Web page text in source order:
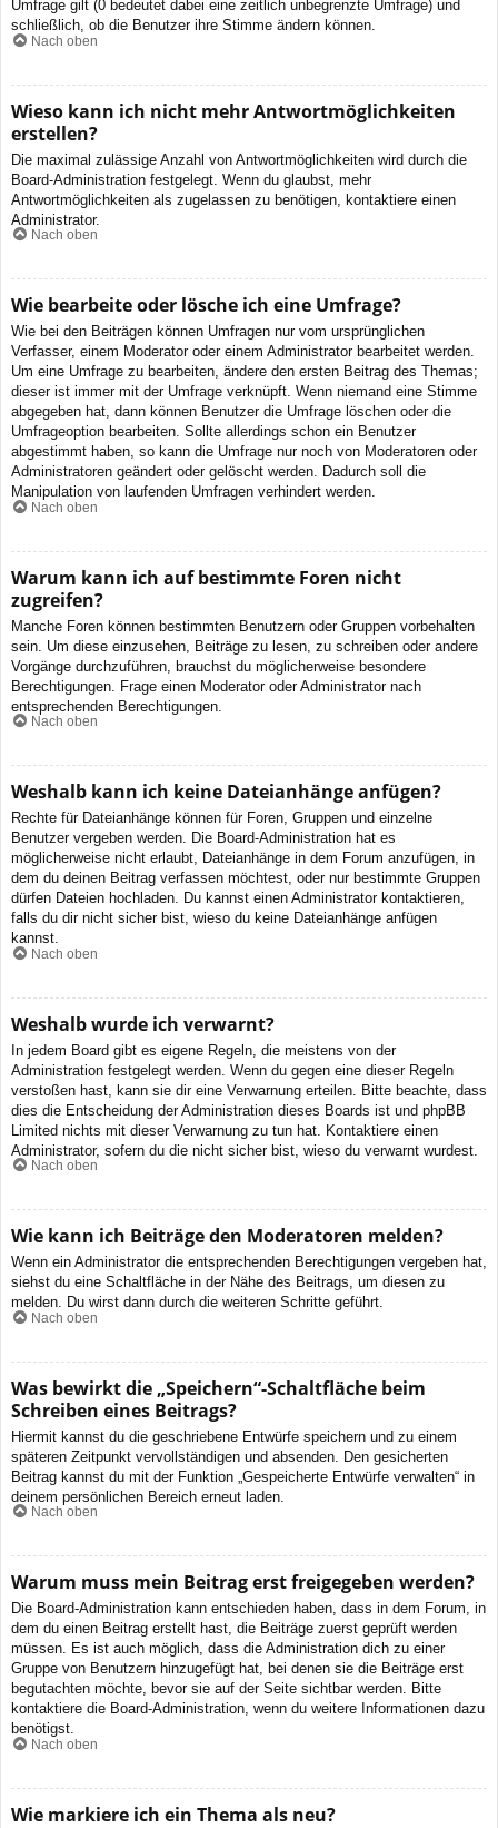
Umfrage gilt (0 bedeutet dabei eine zeitlich unbegrenzte Umfrage) und
schließlich, ob die Benutzer ihre Stimme ändern können.
Nach oben
Wieso kann ich nicht mehr Antwortmöglichkeiten
erstellen?
Die maximal zulässige Anzahl von Antwortmöglichkeiten wird durch die
Board-Administration festgelegt. Wenn du glaubst, mehr
Antwortmöglichkeiten als zugelassen zu benötigen, kontaktiere einen
Administrator.
Nach oben
Wie bearbeite oder lösche ich eine Umfrage?
Wie bei den Beiträgen können Umfragen nur vom ursprünglichen
Verfasser, einem Moderator oder einem Administrator bearbeitet werden.
Um eine Umfrage zu bearbeiten, ändere den ersten Beitrag des Themas;
dieser ist immer mit der Umfrage verknüpft. Wenn niemand eine Stimme
abgegeben hat, dann können Benutzer die Umfrage löschen oder die
Umfrageoption bearbeiten. Sollte allerdings schon ein Benutzer
abgestimmt haben, so kann die Umfrage nur noch von Moderatoren oder
Administratoren geändert oder gelöscht werden. Dadurch soll die
Manipulation von laufenden Umfragen verhindert werden.
Nach oben
Warum kann ich auf bestimmte Foren nicht
zugreifen?
Manche Foren können bestimmten Benutzern oder Gruppen vorbehalten
sein. Um diese einzusehen, Beiträge zu lesen, zu schreiben oder andere
Vorgänge durchzuführen, brauchst du möglicherweise besondere
Berechtigungen. Frage einen Moderator oder Administrator nach
entsprechenden Berechtigungen.
Nach oben
Weshalb kann ich keine Dateianhänge anfügen?
Rechte für Dateianhänge können für Foren, Gruppen und einzelne
Benutzer vergeben werden. Die Board-Administration hat es
möglicherweise nicht erlaubt, Dateianhänge in dem Forum anzufügen, in
dem du deinen Beitrag verfassen möchtest, oder nur bestimmte Gruppen
dürfen Dateien hochladen. Du kannst einen Administrator kontaktieren,
falls du dir nicht sicher bist, wieso du keine Dateianhänge anfügen
kannst.
Nach oben
Weshalb wurde ich verwarnt?
In jedem Board gibt es eigene Regeln, die meistens von der
Administration festgelegt werden. Wenn du gegen eine dieser Regeln
verstoßen hast, kann sie dir eine Verwarnung erteilen. Bitte beachte, dass
dies die Entscheidung der Administration dieses Boards ist und phpBB
Limited nichts mit dieser Verwarnung zu tun hat. Kontaktiere einen
Administrator, sofern du die nicht sicher bist, wieso du verwarnt wurdest.
Nach oben
Wie kann ich Beiträge den Moderatoren melden?
Wenn ein Administrator die entsprechenden Berechtigungen vergeben hat,
siehst du eine Schaltfläche in der Nähe des Beitrags, um diesen zu
melden. Du wirst dann durch die weiteren Schritte geführt.
Nach oben
Was bewirkt die „Speichern“-Schaltfläche beim
Schreiben eines Beitrags?
Hiermit kannst du die geschriebene Entwürfe speichern und zu einem
späteren Zeitpunkt vervollständigen und absenden. Den gesicherten
Beitrag kannst du mit der Funktion „Gespeicherte Entwürfe verwalten“ in
deinem persönlichen Bereich erneut laden.
Nach oben
Warum muss mein Beitrag erst freigegeben werden?
Die Board-Administration kann entschieden haben, dass in dem Forum, in
dem du einen Beitrag erstellt hast, die Beiträge zuerst geprüft werden
müssen. Es ist auch möglich, dass die Administration dich zu einer
Gruppe von Benutzern hinzugefügt hat, bei denen sie die Beiträge erst
begutachten möchte, bevor sie auf der Seite sichtbar werden. Bitte
kontaktiere die Board-Administration, wenn du weitere Informationen dazu
benötigst.
Nach oben
Wie markiere ich ein Thema als neu?